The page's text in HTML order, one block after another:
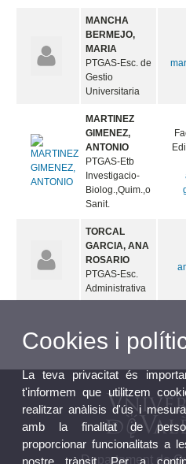
MANCHA
BERMEJO,
MARIA
PTGAS-Esc. de
Gestio
Universitaria
MARTINEZ
GIMENEZ,
ANTONIO
PTGAS-Etb
Investigacio-
Biolog.,Quim.,o
Sanit.
TORCAL
GARCIA, ANA
ROSARIO
PTGAS-Esc.
Administrativa
Departament de
Cookies i
La teva privacitat és
t'informem que utilitzem
realitzar anàlisis d'ús i
amb la finalitat de
proporcionar funcionalitats a
nostre trànsit. Per a